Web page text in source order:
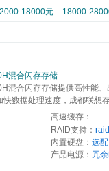
18000元 18000-
存存储 
混合闪存存储提供高性能、
数据处理速度，成都联想
高速缓存：
RAID支持：
内置硬盘： 选配
产品电源： 冗